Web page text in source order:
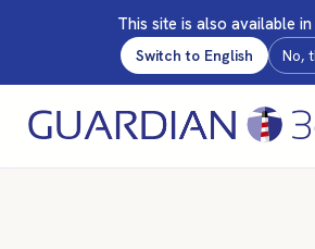
This site is also available in
Switch to English No,